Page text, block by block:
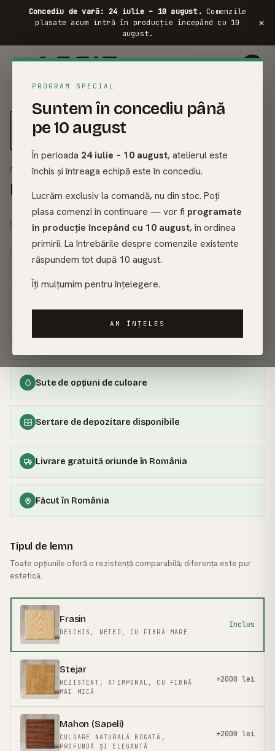
Concediu de vară: 24 iulie – 10 august. Comenzile
plasate acum intră în producție începând cu 10
august.
×
PROGRAM SPECIAL
Suntem în concediu până
pe 10 august
În perioada 24 iulie – 10 august, atelierul este
închis și întreaga echipă este în concediu.
Lucrăm exclusiv la comandă, nu din stoc. Poți
plasa comenzi în continuare — vor fi programate
în producție începând cu 10 august, în ordinea
primirii. La întrebările despre comenzile existente
răspundem tot după 10 august.
Îți mulțumim pentru înțelegere.
AM ÎNȚELES
FRASIN ·01/04
PATURI DIN LEMN MASIV
Pat din lemn masiv - Amazing
DE LA lei 2.586lei
Garanție 30 de ani
Sute de opțiuni de culoare
Sertare de depozitare disponibile
Livrare gratuită oriunde în România
Făcut în România
Tipul de lemn
Toate opțiunile oferă o rezistență comparabilă; diferența este pur
estetică.
FRASIN
Frasin
DESCHIS, NETED, CU FIBRĂ MARE
Inclus
Stejar
REZISTENT, ATEMPORAL, CU FIBRĂ
MAI MICĂ
+2000 lei
Mahon (Sapeli)
CULOARE NATURALĂ BOGATĂ,
PROFUNDĂ ȘI ELEGANTĂ
+2000 lei